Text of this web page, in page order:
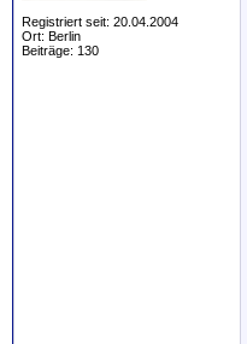
Registriert seit: 20.04.2004
Ort: Berlin
Beiträge: 130